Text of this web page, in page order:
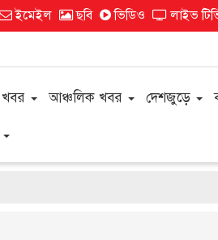
ইমেইল ছবি ভিডিও লাইভ
খবর আঞ্চলিক খবর দেশজুড়ে